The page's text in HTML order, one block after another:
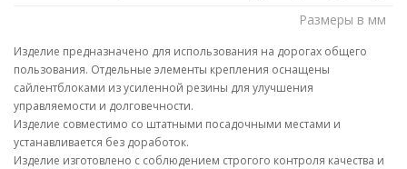
Размеры в мм
Изделие предназначено для использования на дорогах общего
пользования. Отдельные элементы крепления оснащены
сайлентблоками из усиленной резины для улучшения
управляемости и долговечности.
Изделие совместимо со штатными посадочными местами и
устанавливается без доработок.
Изделие изготовлено с соблюдением строгого контроля качества и